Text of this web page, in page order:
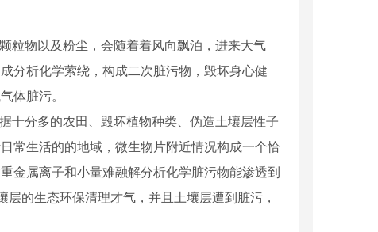
物以及粉尘，会随着着风向飘泊，进来大气
分析化学萦绕，构成二次脏污物，毁坏身心健
体脏污。
分多的农田、毁坏植物种类、伪造土壤层性子
常生活的的地域，微生物片附近情况构成一个恰
金属离子和小量难融解分析化学脏污物能渗透到
的生态环保清理才气，并且土壤层遭到脏污，